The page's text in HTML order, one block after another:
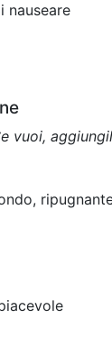
nauseare
vuoi,